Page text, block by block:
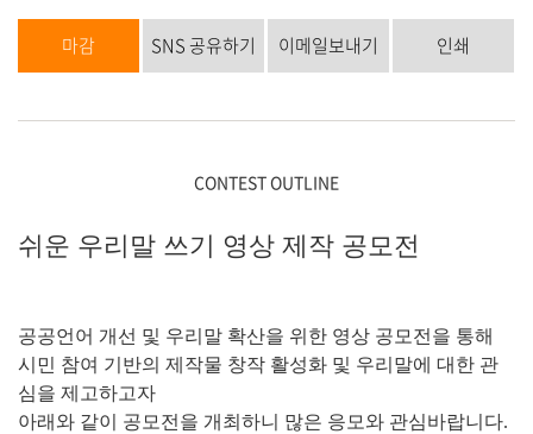
마감 SNS 공유하기 이메일보내기 인쇄
CONTEST OUTLINE
쉬운 우리말 쓰기 영상 제작 공모전
공공언어 개선 및 우리말 확산을 위한 영상 공모전을 통해
시민 참여 기반의 제작물 창작 활성화 및 우리말에 대한 관
심을 제고하고자
아래와 같이 공모전을 개최하니 많은 응모와 관심바랍니다.